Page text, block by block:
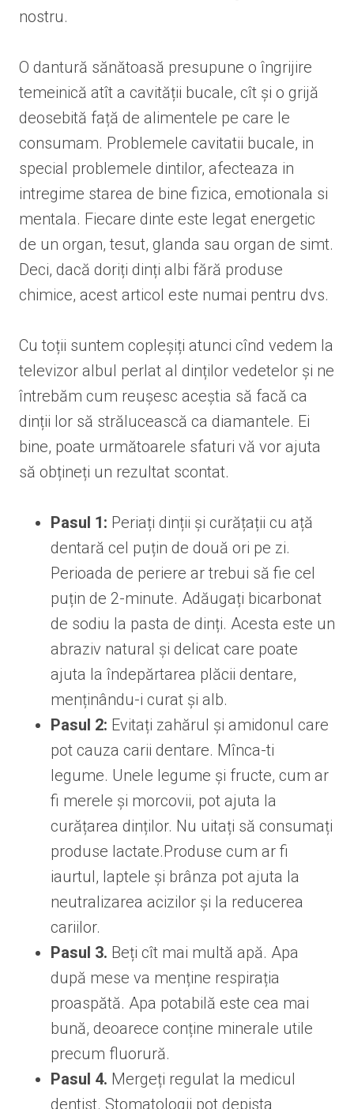
nostru.
O dantură sănătoasă presupune o îngrijire
temeinică atît a cavității bucale, cît și o grijă
deosebită față de alimentele pe care le
consumam. Problemele cavitatii bucale, in
special problemele dintilor, afecteaza in
intregime starea de bine fizica, emotionala si
mentala. Fiecare dinte este legat energetic
de un organ, tesut, glanda sau organ de simt.
Deci, dacă doriți dinți albi fără produse
chimice, acest articol este numai pentru dvs.
Cu toții suntem copleșiți atunci cînd vedem la
televizor albul perlat al dinților vedetelor și ne
întrebăm cum reușesc aceștia să facă ca
dinții lor să strălucească ca diamantele. Ei
bine, poate următoarele sfaturi vă vor ajuta
să obțineți un rezultat scontat.
Pasul 1: Periați dinții și curățații cu ață
dentară cel puțin de două ori pe zi.
Perioada de periere ar trebui să fie cel
puțin de 2-minute. Adăugați bicarbonat
de sodiu la pasta de dinți. Acesta este un
abraziv natural și delicat care poate
ajuta la îndepărtarea plăcii dentare,
menținându-i curat și alb.
Pasul 2: Evitați zahărul și amidonul care
pot cauza carii dentare. Mînca-ti
legume. Unele legume și fructe, cum ar
fi merele și morcovii, pot ajuta la
curățarea dinților. Nu uitați să consumați
produse lactate.Produse cum ar fi
iaurtul, laptele și brânza pot ajuta la
neutralizarea acizilor și la reducerea
cariilor.
Pasul 3. Beți cît mai multă apă. Apa
după mese va menține respirația
proaspătă. Apa potabilă este cea mai
bună, deoarece conține minerale utile
precum fluorură.
Pasul 4. Mergeți regulat la medicul
dentist. Stomatologii pot depista